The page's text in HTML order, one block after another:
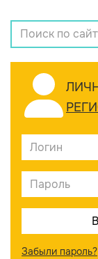
Забыли пароль?